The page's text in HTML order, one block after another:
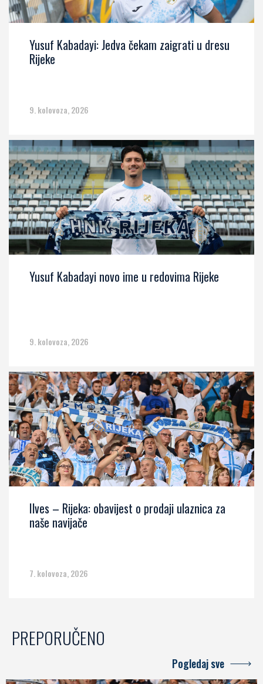
Yusuf Kabadayi: Jedva čekam zaigrati u dresu
Rijeke
9. kolovoza, 2026
Yusuf Kabadayi novo ime u redovima Rijeke
9. kolovoza, 2026
Ilves – Rijeka: obavijest o prodaji ulaznica za
naše navijače
7. kolovoza, 2026
PREPORUČENO
Pogledaj sve